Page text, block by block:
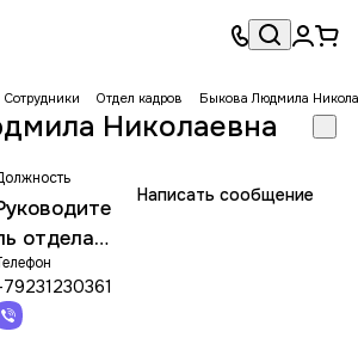
Сотрудники Отдел кадров Быкова Людмила
Николаевна
отдела
Написать сообщение